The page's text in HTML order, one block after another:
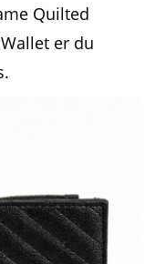
Quilted
er du